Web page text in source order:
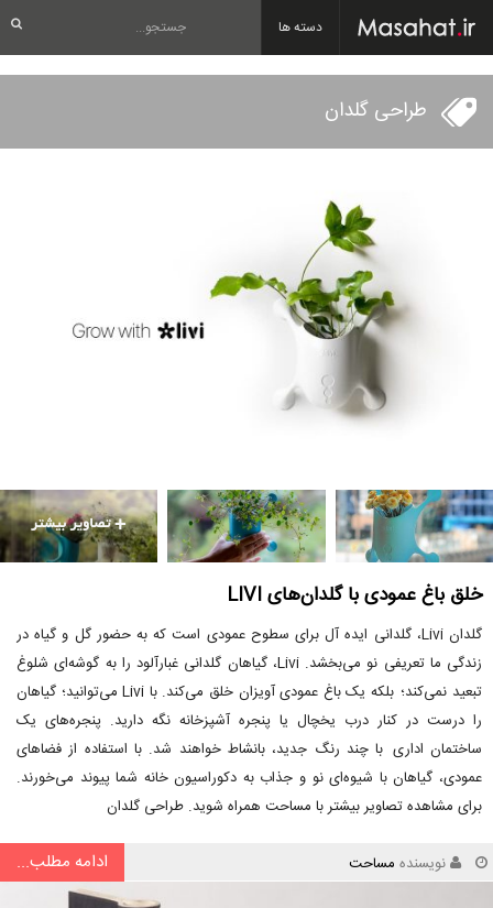
دسته ها
طراحی گلدان
خلق باغ عمودی با گلدان‌های LIVI
گلدان Livi، گلدانی ایده آل برای سطوح عمودی است که به حضور گل و گیاه در
زندگی ما تعریفی نو می‌بخشد. Livi، گیاهان گلدانی غبارآلود را به گوشه‌ای شلوغ
تبعید نمی‌کند؛ بلکه یک باغ عمودی آویزان خلق می‌کند. با Livi می‌توانید؛ گیاهان
را درست در کنار درب یخچال یا پنجره آشپزخانه نگه دارید. پنجره‌های یک
ساختمان اداری با چند رنگ جدید، بانشاط خواهند شد. با استفاده از فضاهای
عمودی، گیاهان با شیوه‌ای نو و جذاب به دکوراسیون خانه شما پیوند می‌خورند.
برای مشاهده تصاویر بیشتر با مساحت همراه شوید. طراحی گلدان
نویسنده مساحت ادامه مطلب...